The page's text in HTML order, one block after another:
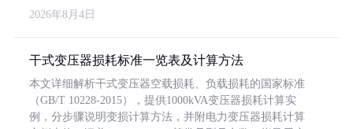
2026年8月4日
干式变压器损耗标准一览表及计算方法
本文详细解析干式变压器空载损耗、负载损耗的国家标准
（GB/T 10228-2015），提供1000kVA变压器损耗计算实
例，分步骤说明变损计算方法，并附电力变压器损耗计算